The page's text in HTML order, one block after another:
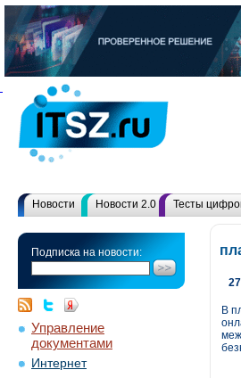
Новости Новости 2.0 Тесты
Подписка на новости:
Управление
документами
Интернет
В